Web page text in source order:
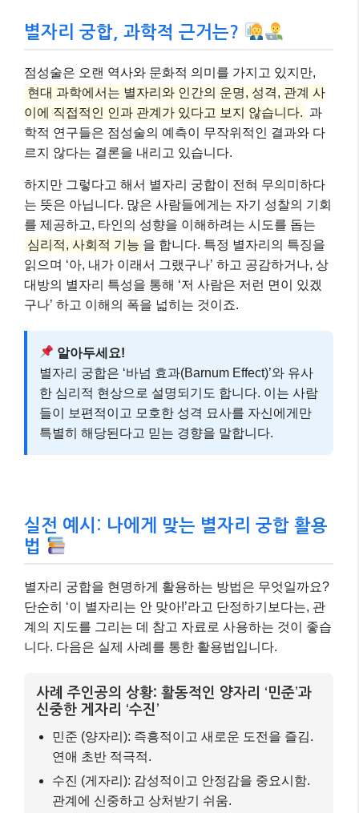
별자리 궁합, 과학적 근거는?
점성술은 오랜 역사와 문화적 의미를 가지고 있지만,
현대 과학에서는 별자리와 인간의 운명, 성격, 관계 사
이에 직접적인 인과 관계가 있다고 보지 않습니다. 과
학적 연구들은 점성술의 예측이 무작위적인 결과와 다
르지 않다는 결론을 내리고 있습니다.
하지만 그렇다고 해서 별자리 궁합이 전혀 무의미하다
는 뜻은 아닙니다. 많은 사람들에게는 자기 성찰의 기회
를 제공하고, 타인의 성향을 이해하려는 시도를 돕는
심리적, 사회적 기능 을 합니다. 특정 별자리의 특징을
읽으며 ‘아, 내가 이래서 그랬구나’ 하고 공감하거나, 상
대방의 별자리 특성을 통해 ‘저 사람은 저런 면이 있겠
구나’ 하고 이해의 폭을 넓히는 것이죠.
알아두세요!
별자리 궁합은 ‘바넘 효과(Barnum Effect)’와 유사
한 심리적 현상으로 설명되기도 합니다. 이는 사람
들이 보편적이고 모호한 성격 묘사를 자신에게만
특별히 해당된다고 믿는 경향을 말합니다.
실전 예시: 나에게 맞는 별자리 궁합 활용
법
별자리 궁합을 현명하게 활용하는 방법은 무엇일까요?
단순히 ‘이 별자리는 안 맞아!’라고 단정하기보다는, 관
계의 지도를 그리는 데 참고 자료로 사용하는 것이 좋습
니다. 다음은 실제 사례를 통한 활용법입니다.
사례 주인공의 상황: 활동적인 양자리 ‘민준’과
신중한 게자리 ‘수진’
민준 (양자리): 즉흥적이고 새로운 도전을 즐김.
연애 초반 적극적.
수진 (게자리): 감성적이고 안정감을 중요시함.
관계에 신중하고 상처받기 쉬움.